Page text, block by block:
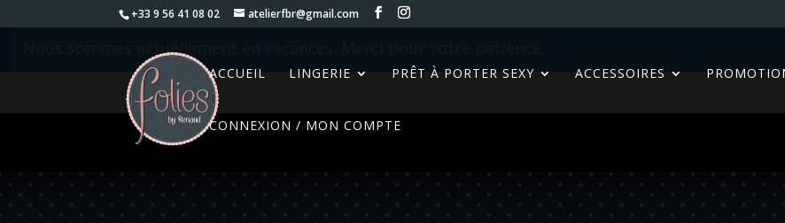
+33 9 56 41 08 02 atelierfbr@gmail.com
ACCUEIL LINGERIE PRÊT À PORTER SEXY ACCESSOIRES
CONNEXION / MON COMPTE
Nous sommes actuellement en vacances. Merci pour votre patience.